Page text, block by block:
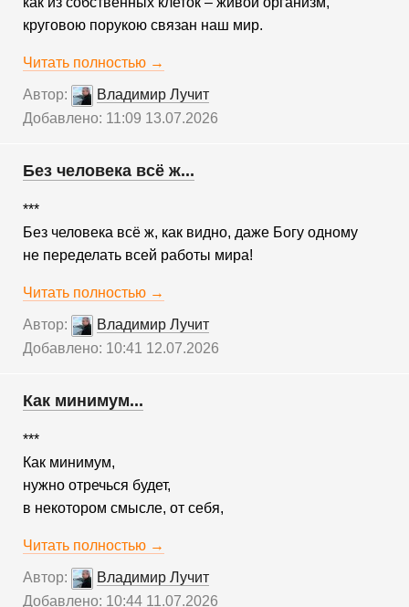
круговою порукою связан наш мир.
Читать полностью →
Автор:
Владимир Лучит
Добавлено: 11:09 13.07.2026
Без человека всё ж...
***
Без человека всё ж, как видно, даже Богу одному
не переделать всей работы мира!
Читать полностью →
Автор:
Владимир Лучит
Добавлено: 10:41 12.07.2026
Как минимум...
***
Как минимум,
нужно отречься будет,
в некотором смысле, от себя,
Читать полностью →
Автор:
Владимир Лучит
Добавлено: 10:44 11.07.2026